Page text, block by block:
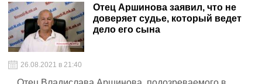
Отец Аршинова заявил, что не
доверяет судье, который ведет
дело его сына
26.08.2021 в 21:40